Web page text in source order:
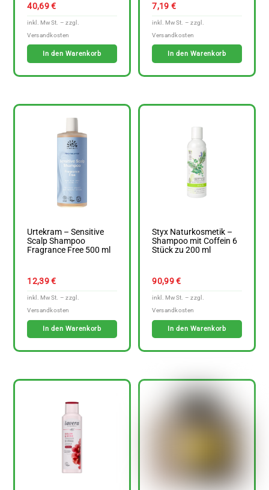
40,69€
In den Warenkorb
7,19 €
In den Warenkorb
Urtekram – Sensitive
Scalp Shampoo
Fragrance Free 500 ml
12,39€
In den Warenkorb
Styx Naturkosmetik –
Shampoo mit Coffein 6
Stück zu 200 ml
90,99€
In den Warenkorb